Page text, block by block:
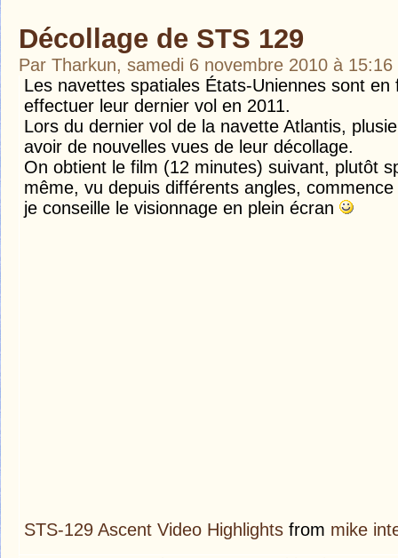
Décollage de STS 129
Par Tharkun, samedi 6 novembre 2010 à 15:16
Les navettes spatiales États-Uniennes sont
effectuer leur dernier vol en 2011.
Lors du dernier vol de la navette Atlantis,
avoir de nouvelles vues de leur décollage.
On obtient le film (12 minutes) suivant, plutôt
même, vu depuis différents angles,
je conseille le visionnage en plein écran
STS-129 Ascent Video Highlights from mike